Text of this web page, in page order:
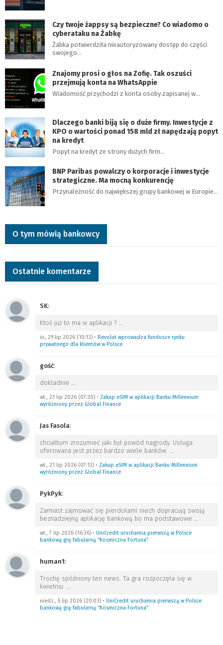
Czy twoje żappsy są bezpieczne? Co wiadomo o
cyberataku na Żabkę
Żabka potwierdziła nieautoryzowany dostęp do części
swojego…
Znajomy prosi o głos na Zofię. Tak oszuści
przejmują konta na WhatsAppie
Wiadomość przychodzi z konta osoby zapisanej w…
Dlaczego banki biją się o duże firmy. Inwestycje z
KPO o wartości ponad 158 mld zł napędzają popyt
na kredyt
Popyt na kredyt ze strony dużych firm…
BNP Paribas powalczy o korporacje i inwestycje
strategiczne. Ma mocną konkurencję
Przynależność do największej grupy bankowej w Europie…
O tym mówią bankowcy
Ostatnie komentarze
SK:
Ktoś już to ma w aplikacji ? …
śr., 29 lip 2026 (10:13) • Revolut wprowadza fundusze rynku
prywatnego dla klientów w Polsce
gość:
dokładnie …
wt., 21 lip 2026 (07:30) • Zakup eSIM w aplikacji Banku Millennium
wyróżniony przez Global Finance
Jas Fasola:
chciałbym zrozumieć jaki był powód nagrody. Usługa
oferowana jest przez bardzo wiele banków. …
wt., 21 lip 2026 (07:12) • Zakup eSIM w aplikacji Banku Millennium
wyróżniony przez Global Finance
PykPyk:
Zamiast zajmować się pierdołami niech dopracują swoją
beznadziejną aplikację bankową bo ma podstawowe …
wt., 7 lip 2026 (16:36) • UniCredit uruchamia pierwszą w Polsce
bankową grę fabularną “Kosmiczna Fortuna”
human1:
Trochę spóźniony ten news. Ta gra rozpoczęła się w
kwietniu. …
niedz., 5 lip 2026 (20:03) • UniCredit uruchamia pierwszą w Polsce
bankową grę fabularną “Kosmiczna Fortuna”